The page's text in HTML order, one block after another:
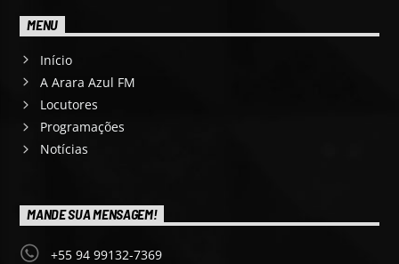
MENU
Início
A Arara Azul FM
Locutores
Programações
Notícias
MANDE SUA MENSAGEM!
+55 94 99132-7369